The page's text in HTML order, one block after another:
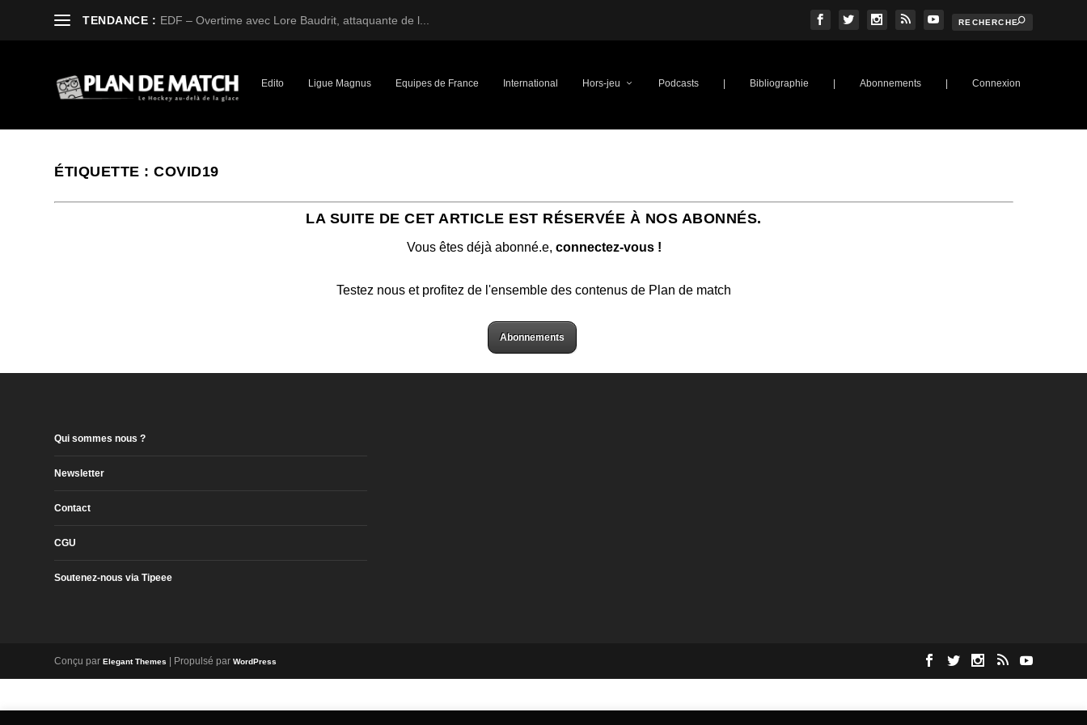
TENDANCE : EDF – Overtime avec Lore Baudrit, attaquante de l...
Edito Ligue Magnus Equipes de France International Hors-jeu Podcasts Bibliographie Abonnements Connexion
ÉTIQUETTE :COVID19
LA SUITE DE CET ARTICLE EST RÉSERVÉE À NOS ABONNÉS.
Vous êtes déjà abonné.e, connectez-vous !
Testez nous et profitez de l'ensemble des contenus de Plan de match
Abonnements
Qui sommes nous ?
Newsletter
Contact
CGU
Soutenez-nous via Tipeee
Conçu parElegant Themes | Propulsé parWordPress